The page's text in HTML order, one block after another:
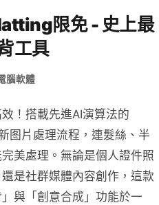
限免 - 史上最
工具
腦軟體
！搭載先進AI演算法的
图片處理流程，連髮絲、半
美處理。無論是個人證件照
是社群媒體內容創作，這款
與「創意合成」功能於一